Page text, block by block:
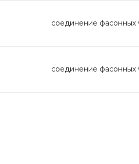
соединение фасонных
соединение фасонных